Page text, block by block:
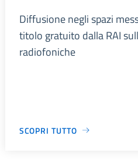
Diffusione negli spazi
titolo gratuito dalla RAI
radiofoniche
SCOPRI TUTTO